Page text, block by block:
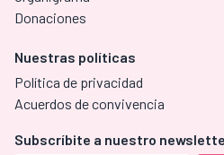
Donaciones
Nuestras políticas
Política de privacidad
Acuerdos de convivencia
Subscríbite a nuestro